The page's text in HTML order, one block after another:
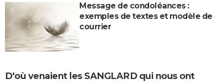
Message de condoléances :
exemples de textes et modèle de
courrier
D'où venaient les SANGLARD qui nous ont